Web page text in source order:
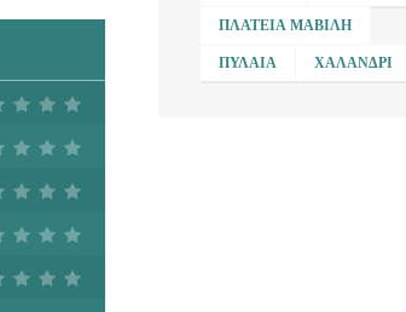
ΠΛΑΤΕΊΑ ΜΑΒΊΛΗ
ΠΥΛΑΊΑ ΧΑΛΆΝΔΡΙ